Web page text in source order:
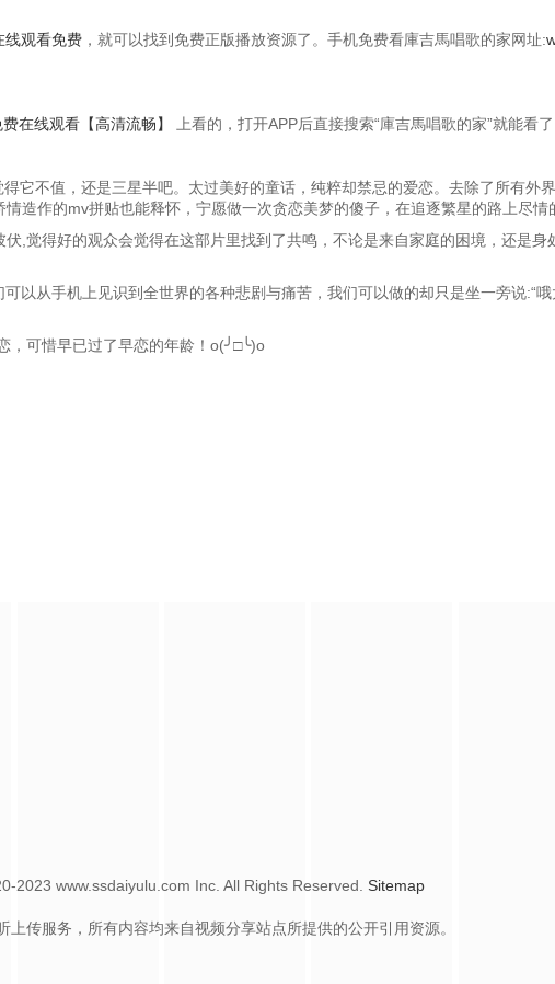
线观看免费 ，就可以找到免费正版播放资源了。手机免费看庫吉馬唱歌的家网址:
在线观看【高清流畅】
上看的，打开APP后直接搜索“庫吉馬唱歌的家”就能看了
它不值，还是三星半吧。太过美好的童话，纯粹却禁忌的爱恋。去除了所有外
造作的mv拼贴也能释怀，宁愿做一次贪恋美梦的傻子，在追逐繁星的路上尽情
,觉得好的观众会觉得在这部片里找到了共鸣，不论是来自家庭的困境，还是
以从手机上见识到全世界的各种悲剧与痛苦，我们可以做的却只是坐一旁说:“
，可惜早已过了早恋的年龄！o(╯□╰)o
2023 www.ssdaiyulu.com Inc. All Rights Reserved. Sitemap
上传服务，所有内容均来自视频分享站点所提供的公开引用资源。